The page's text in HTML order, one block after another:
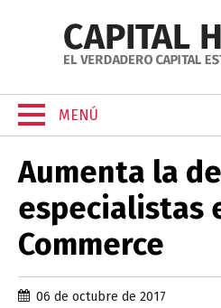
MENÚ
Aumenta la
especialistas
Commerce
06 de octubre de 2017